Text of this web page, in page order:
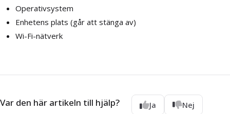
Operativsystem
Enhetens plats (går att stänga av)
Wi-Fi-nätverk
Var den här artikeln till hjälp? Ja Nej